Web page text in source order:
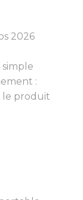
2026
:
le produit